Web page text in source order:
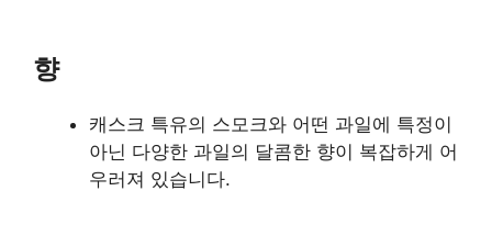
향
캐스크 특유의 스모크와 어떤 과일에 특정이
아닌 다양한 과일의 달콤한 향이 복잡하게 어
우러져 있습니다.